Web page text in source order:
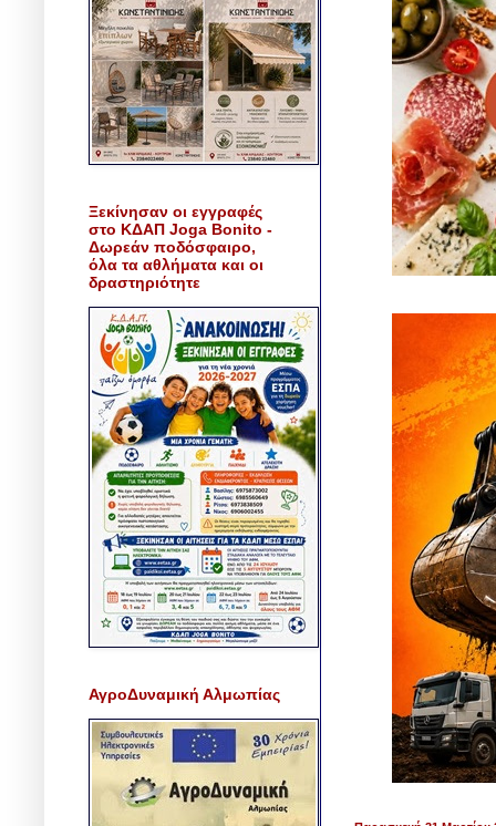
Ξεκίνησαν οι εγγραφές
στο ΚΔΑΠ Joga Bonito -
Δωρεάν ποδόσφαιρο,
όλα τα αθλήματα και οι
δραστηριότητε
ΑγροΔυναμική Αλμωπίας